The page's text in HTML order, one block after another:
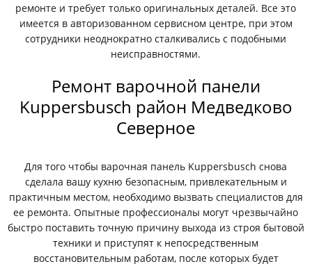
ремонте и требует только оригинальных деталей. Все это
имеется в авторизованном сервисном центре, при этом
сотрудники неоднократно сталкивались с подобными
неисправностями.
Ремонт варочной панели
Kuppersbusch район Медведково
Северное
Для того чтобы варочная панель Kuppersbusch снова
сделала вашу кухню безопасным, привлекательным и
практичным местом, необходимо вызвать специалистов для
ее ремонта. Опытные профессионалы могут чрезвычайно
быстро поставить точную причину выхода из строя бытовой
техники и приступят к непосредственным
восстановительным работам, после которых будет